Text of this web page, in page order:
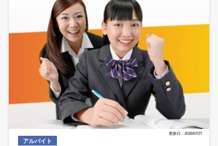
更新日：2026/07/27
アルバイト